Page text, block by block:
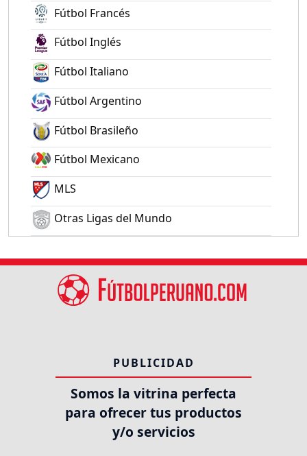
Fútbol Francés
Fútbol Inglés
Fútbol Italiano
Fútbol Argentino
Fútbol Brasileño
Fútbol Mexicano
MLS
Otras Ligas del Mundo
PUBLICIDAD
Somos la vitrina perfecta
para ofrecer tus productos
y/o servicios